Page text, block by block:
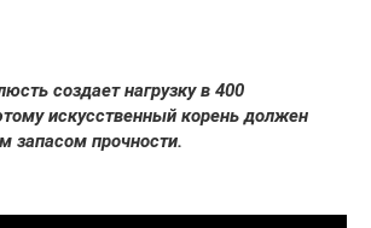
создает нагрузку в 400
искусственный корень должен
запасом прочности.